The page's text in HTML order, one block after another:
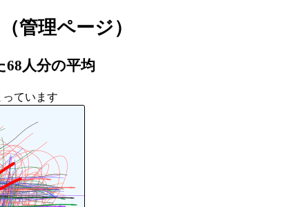
管理ページ）
68人分の平均
ています